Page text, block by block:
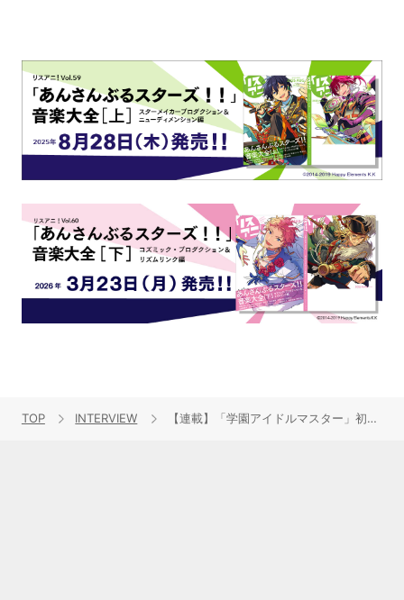
TOP INTERVIEW 【連載】「学園アイドルマスター」初星学園3rd Singleリリース記念キャスト連続インタビュー：第10回目 長月あおい（花海咲季役）